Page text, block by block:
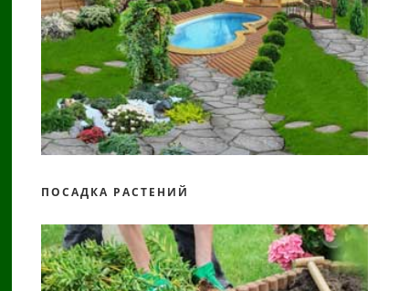
ПОСАДКА РАСТЕНИЙ